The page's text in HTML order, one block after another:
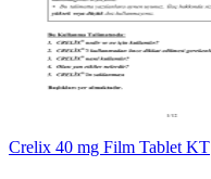
Crelix 40 mg Film Tablet KT